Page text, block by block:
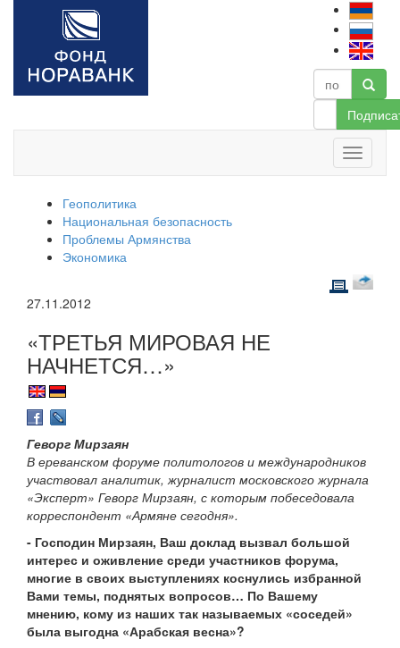
Геополитика
Национальная безопасность
Проблемы Армянства
Экономика
27.11.2012
«ТРЕТЬЯ МИРОВАЯ НЕ
НАЧНЕТСЯ…»
Геворг Мирзаян
В ереванском форуме политологов и международников
участвовал аналитик, журналист московского журнала
«Эксперт» Геворг Мирзаян, с которым побеседовала
корреспондент «Армяне сегодня».
- Господин Мирзаян, Ваш доклад вызвал большой
интерес и оживление среди участников форума,
многие в своих выступлениях коснулись избранной
Вами темы, поднятых вопросов… По Вашему
мнению, кому из наших так называемых «соседей»
была выгодна «Арабская весна»?